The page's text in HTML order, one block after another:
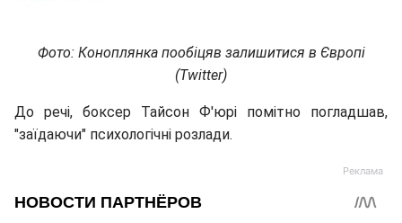
Фото: Коноплянка пообіцяв залишитися в Європі
(Twitter)
До речi, боксер Тайсон Ф'юрі помітно погладшав,
"заїдаючи" психологічні розлади.